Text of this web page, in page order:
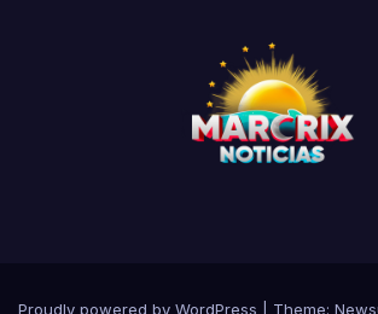
Proudly powered by WordPress Theme: